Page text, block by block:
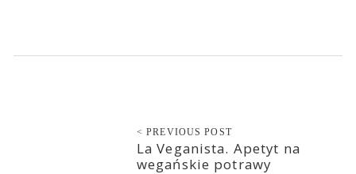
< PREVIOUS POST
La Veganista. Apetyt na
wegańskie potrawy